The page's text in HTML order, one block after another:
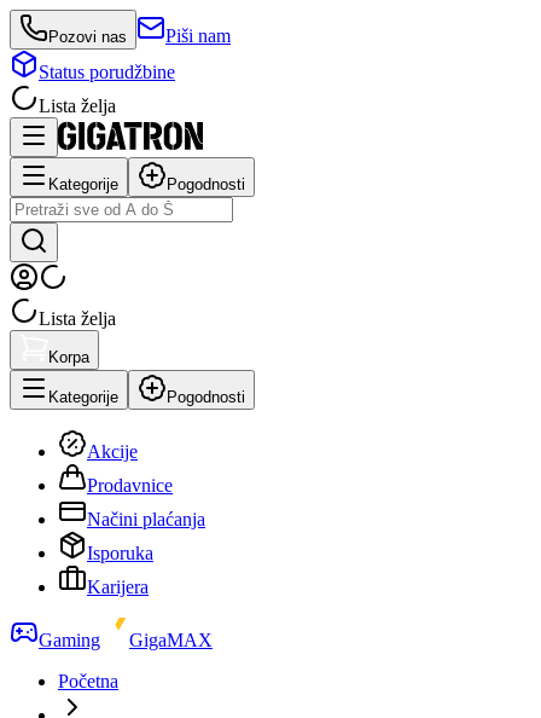
Pozovi nas
Piši nam
Status porudžbine
Lista želja
Kategorije Pogodnosti
Lista želja
Korpa
Kategorije Pogodnosti
Akcije
Prodavnice
Načini plaćanja
Isporuka
Karijera
Gaming
GigaMAX
Početna